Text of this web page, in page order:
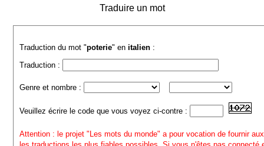
Traduire un mot
Traduction du mot "poterie" enitalien :
Traduction :
Genre et nombre :
Veuillez écrire le code que vous voyez ci-contre :
Attention : le projet "Les mots du monde" a pour vocation de fournir